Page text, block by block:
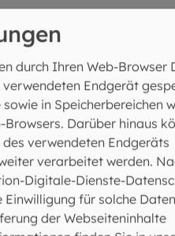
und Katholische
in der Erzdiözese
Informationen finden Sie in
Gemeinden
durch Ihren Web-Browser
Endgerät
in Speicherbereichen
Darüber hinaus
verwendeten Endgeräts
verarbeitet werden.
Digitale-Dienste-
für solche
der Webseiteninhalte